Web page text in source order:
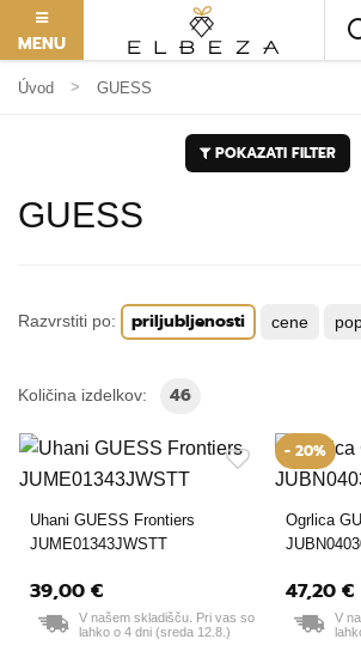
MENU
Úvod GUESS
POKAZATI FILTER
GUESS
Razvrstiti po: priljubljenosti cene
Količina izdelkov: 46
Uhani GUESS Frontiers
JUME01343JWSTT
39,00 €
V našem skladišču. Pri vas so
lahko o 4 dni (sreda 12.8.)
- 20%
Ogrlica
47,20 €
V